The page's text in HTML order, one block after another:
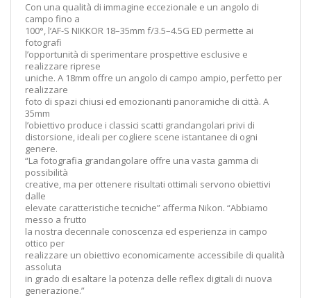
Con una qualità di immagine eccezionale e un angolo di
campo fino a
100°, l’AF-S NIKKOR 18–35mm f/3.5–4.5G ED permette ai
fotografi
l’opportunità di sperimentare prospettive esclusive e
realizzare riprese
uniche. A 18mm offre un angolo di campo ampio, perfetto per
realizzare
foto di spazi chiusi ed emozionanti panoramiche di città. A
35mm
l’obiettivo produce i classici scatti grandangolari privi di
distorsione, ideali per cogliere scene istantanee di ogni
genere.
“La fotografia grandangolare offre una vasta gamma di
possibilità
creative, ma per ottenere risultati ottimali servono obiettivi
dalle
elevate caratteristiche tecniche” afferma Nikon. “Abbiamo
messo a frutto
la nostra decennale conoscenza ed esperienza in campo
ottico per
realizzare un obiettivo economicamente accessibile di qualità
assoluta
in grado di esaltare la potenza delle reflex digitali di nuova
generazione.”